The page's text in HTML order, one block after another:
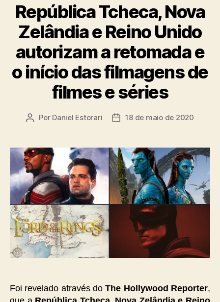
República Tcheca, Nova
Zelândia e Reino Unido
autorizam a retomada e
o início das filmagens de
filmes e séries
Autor
Por Daniel Estorari
Data18 de maio de 2020
Foi revelado através doThe Hollywood Reporter,